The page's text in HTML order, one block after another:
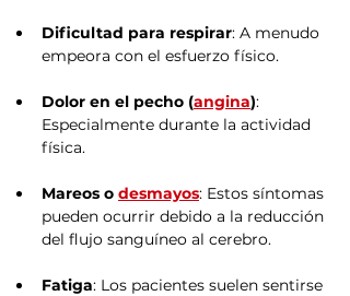
Dificultad para respirar: A menudo
empeora con el esfuerzo físico.
Dolor en el pecho (angina):
Especialmente durante la actividad
física.
Mareos o desmayos: Estos síntomas
pueden ocurrir debido a la reducción
del flujo sanguíneo al cerebro.
Fatiga: Los pacientes suelen sentirse